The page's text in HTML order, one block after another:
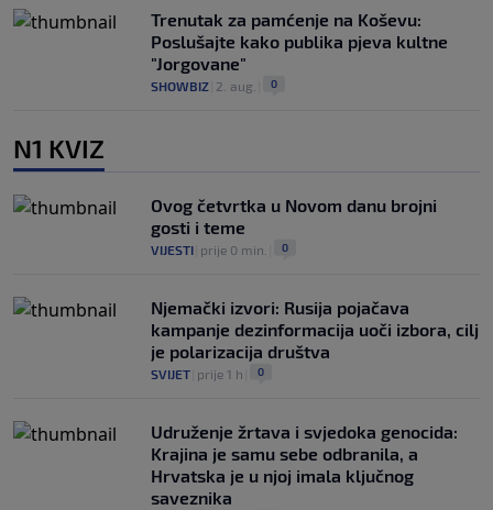
Trenutak za pamćenje na Koševu:
Poslušajte kako publika pjeva kultne
"Jorgovane"
SHOWBIZ 2. aug. 0
N1 KVIZ
Ovog četvrtka u Novom danu brojni
gosti i teme
VIJESTI prije 0 min. 0
Njemački izvori: Rusija pojačava
kampanje dezinformacija uoči izbora, cilj
je polarizacija društva
SVIJET prije 1 h 0
Udruženje žrtava i svjedoka genocida:
Krajina je samu sebe odbranila, a
Hrvatska je u njoj imala ključnog
saveznika